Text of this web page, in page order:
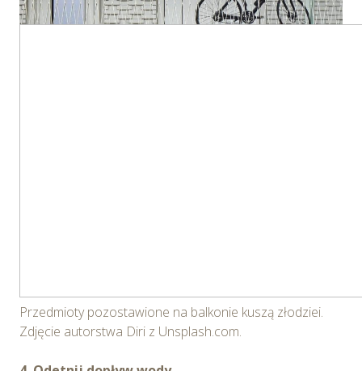
Przedmioty pozostawione na balkonie kuszą złodziei.
Zdjęcie autorstwa Diri z Unsplash.com.